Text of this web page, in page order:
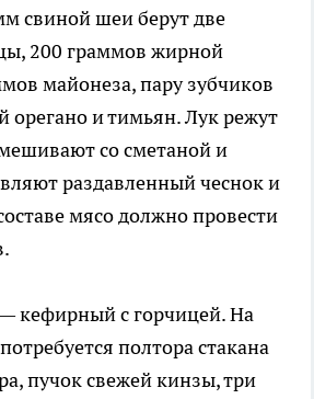
свиной шеи берут две
200 граммов жирной
майонеза, пару зубчиков
орегано и тимьян. Лук режут
со сметаной и
раздавленный чеснок и
мясо должно провести
кефирный с горчицей. На
полтора стакана
пучок свежей кинзы, три